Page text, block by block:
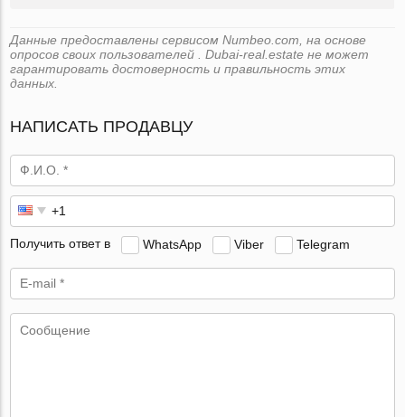
Данные предоставлены сервисом Numbeo.com, на основе
опросов своих пользователей . Dubai-real.estate не может
гарантировать достоверность и правильность этих
данных.
НАПИСАТЬ ПРОДАВЦУ
Получить ответ в WhatsApp Viber Telegram